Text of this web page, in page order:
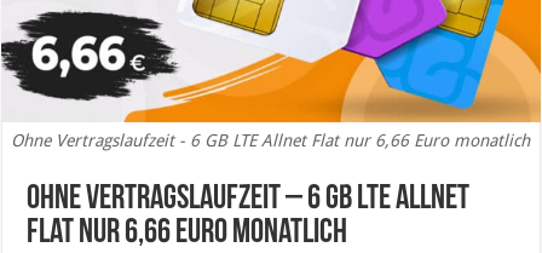
Ohne Vertragslaufzeit - 6 GB LTE Allnet Flat nur 6,66 Euro monatlich
Ohne Vertragslaufzeit – 6 GB LTE Allnet
Flat nur 6,66 Euro monatlich